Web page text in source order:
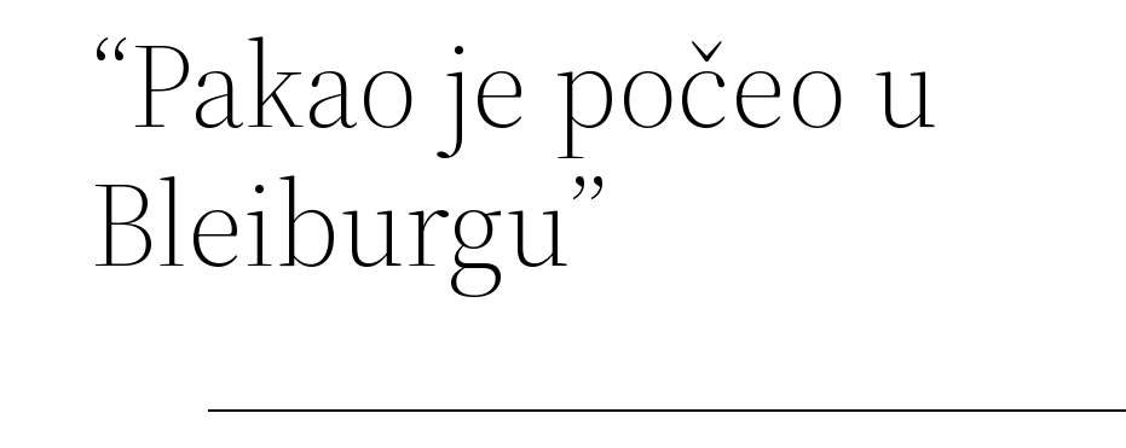
“Pakao je počeo u
Bleiburgu”